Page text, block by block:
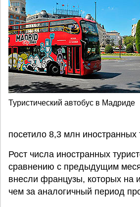
Туристический автобус в Мадриде
посетило 8,3 млн
Рост числа иностранных
сравнению с предыдущим
внесли французы, которых на
чем за аналогичный период